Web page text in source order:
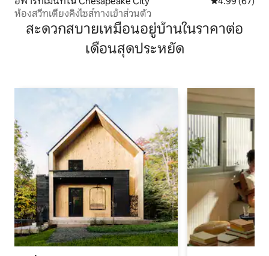
ห้องสวีทเตียงคิงไซส์ทางเข้าส่วนตัว
สะดวกสบายเหมือนอยู่บ้านในราคาต่อ
เดือนสุดประหยัด